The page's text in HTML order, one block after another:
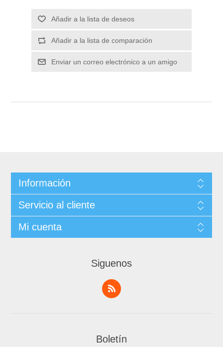
Información
Servicio al cliente
Mi cuenta
Siguenos
Boletín